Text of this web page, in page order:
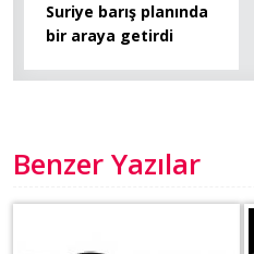
Suriye barış planında
bir araya getirdi
Benzer Yazılar